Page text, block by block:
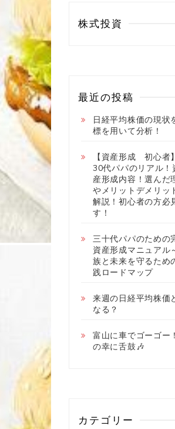
株式投資
最近の投稿
日経平均株価の現状
標を用いて分析！
【資産形成 初心者】
30代パパのリアル！
産形成内容！選んだ
やメリットデメリッ
解説！初心者の方必
す！
三十代パパのための
資産形成マニュアル
族と未来を守るため
践ロードマップ
来週の日経平均株価
なる？
富山に車でゴーゴー
の幸に舌鼓🎶
カテゴリー